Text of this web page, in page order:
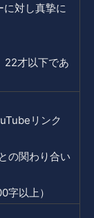
に対し真摯に
22才以下であ
リンク
の関わり合い
字以上）